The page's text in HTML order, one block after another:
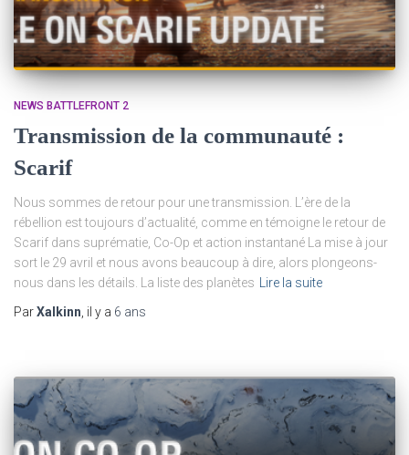
NEWS BATTLEFRONT 2
Transmission de la communauté :
Scarif
Nous sommes de retour pour une transmission. L’ère de la
rébellion est toujours d’actualité, comme en témoigne le retour de
Scarif dans suprématie, Co-Op et action instantané La mise à jour
sort le 29 avril et nous avons beaucoup à dire, alors plongeons-
nous dans les détails. La liste des planètes
Lire la suite
ParXalkinn , il y a 6 ans